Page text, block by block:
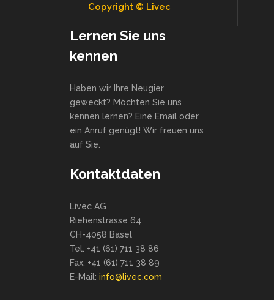
Copyright © Livec
Lernen Sie uns
kennen
Haben wir Ihre Neugier
geweckt? Möchten Sie uns
kennen lernen? Eine Email oder
ein Anruf genügt! Wir freuen uns
auf Sie.
Kontaktdaten
Livec AG
Riehenstrasse 64
CH-4058 Basel
Tel. +41 (61) 711 38 86
Fax: +41 (61) 711 38 89
E-Mail: info@livec.com